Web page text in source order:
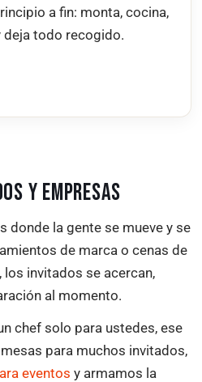
a fin: monta, cocina,
deja todo recogido.
Y EMPRESAS
donde la gente se mueve y se
de marca o cenas de
los invitados se acercan,
al momento.
chef solo para ustedes, ese
para muchos invitados,
eventos y armamos la